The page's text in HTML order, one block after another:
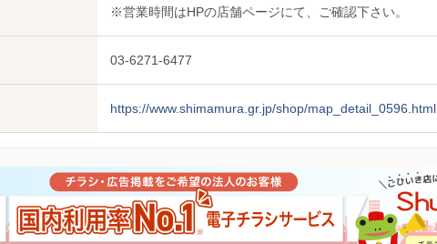
※営業時間はHPの店舗ページにて、ご確認下さい。
03-6271-6477
https://www.shimamura.gr.jp/shop/map_detail_0596.html